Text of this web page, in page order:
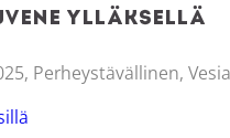
Ylläksellä
Perheystävällinen,